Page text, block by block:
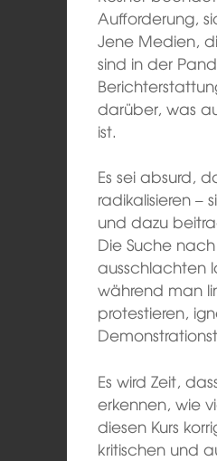
Aufforderung,
Jene Medien,
sind in der
darüber, was
ist.
Es sei absurd,
radikalisieren –
und dazu
Die Suche
ausschlachten
während man
protestieren,
Es wird Zeit,
erkennen, wie
diesen Kurs
kritischen und